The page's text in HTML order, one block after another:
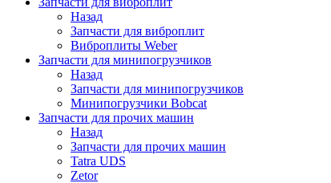
Назад
Запчасти для виброплит
Виброплиты Weber
Запчасти для минипогрузчиков
Назад
Запчасти для минипогрузчиков
Минипогрузчики Bobcat
Запчасти для прочих машин
Назад
Запчасти для прочих машин
Tatra UDS
Zetor